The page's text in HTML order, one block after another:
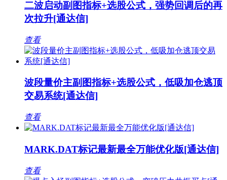
二波启动副图指标+选股公式，强势回调后的再
次拉升[通达信]
查看
波段量价主副图指标+选股公式，低吸加仓逃顶
交易系统[通达信]
查看
MARK.DAT标记最新最全万能优化版[通达信]
查看